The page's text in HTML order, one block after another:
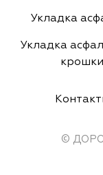
Укладка
Укладка
крошки
©